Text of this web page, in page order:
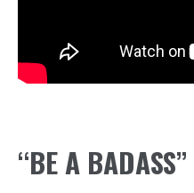
“BE A BADASS”